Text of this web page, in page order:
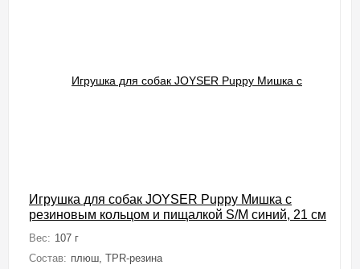
Игрушка для собак JOYSER Puppy Мишка с
резиновым кольцом и пищалкой S/M синий, 21 см
Вес: 107 г
Состав: плюш, TPR-резина